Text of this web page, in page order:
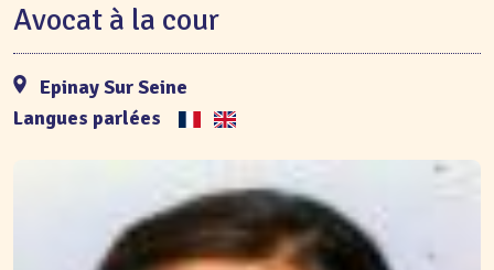
Avocat à la cour
Epinay Sur Seine
Langues parlées